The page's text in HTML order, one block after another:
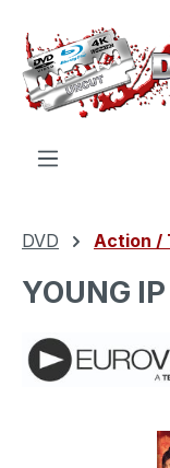
Zum Hauptinhalt
DVD Action /
YOUNG
Bildergalerie